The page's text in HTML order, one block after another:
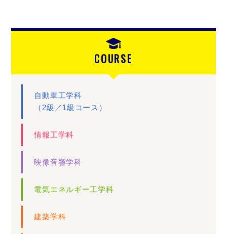
COURSE
自動車工学科
（2級／1級コース）
情報工学科
映像音響学科
電気エネルギー工学科
建築学科